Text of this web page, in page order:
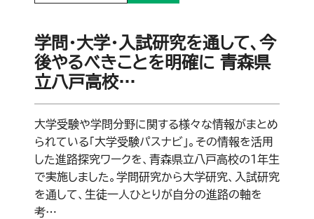
学問・大学・入試研究を通して、今
後やるべきことを明確に 青森県
立八戸高校…
大学受験や学問分野に関する様々な情報がまとめ
られている「大学受験パスナビ」。その情報を活用
した進路探究ワークを、青森県立八戸高校の1年生
で実施しました。学問研究から大学研究、入試研究
を通して、生徒一人ひとりが自分の進路の軸を
考…